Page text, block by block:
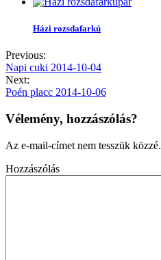
Házi rozsdafarkú
Previous:
Napi cuki 2014-10-04
Next:
Poén placc 2014-10-06
Vélemény, hozzászólás?
Az e-mail-címet nem tesszük közzé.
Hozzászólás